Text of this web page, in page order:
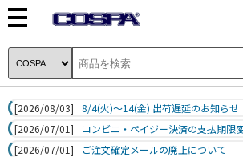
[2026/08/03]
8/4(火)～14(金) 出荷遅延のお知らせ
[2026/07/01]
コンビニ・ペイジー決済の支払期限
[2026/07/01]
ご注文確定メールの廃止について